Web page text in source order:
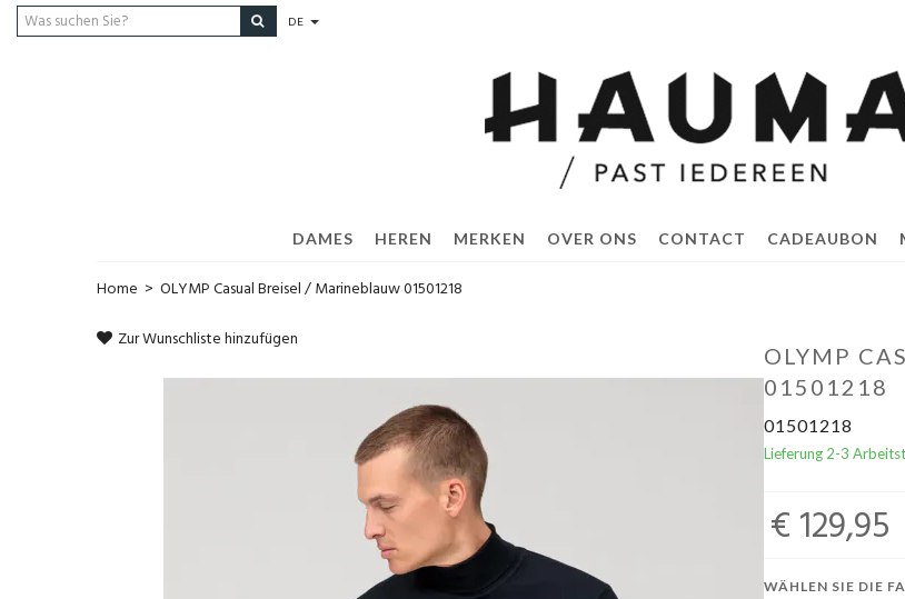
DE
DAMES HEREN MERKEN OVER ONS CONTACT CADEAUBON
Home > OLYMP Casual Breisel / Marineblauw 01501218
Zur Wunschliste hinzufügen
OLYMP
01501218
01501218
Lieferung 2-3
€ 129,95
WÄHLEN SIE DIE